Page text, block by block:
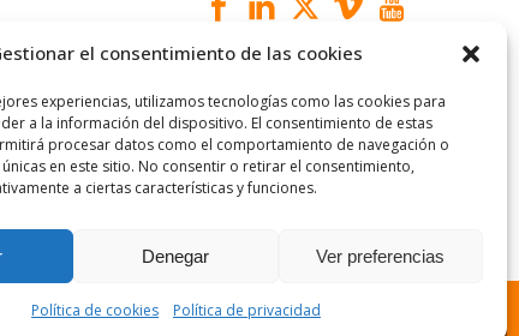
el consentimiento de las cookies
experiencias, utilizamos tecnologías como las cookies para
a la información del dispositivo. El consentimiento de estas
procesar datos como el comportamiento de navegación o
en este sitio. No consentir o retirar el consentimiento,
a ciertas características y funciones.
Denegar Ver preferencias
Política de cookies Política de privacidad